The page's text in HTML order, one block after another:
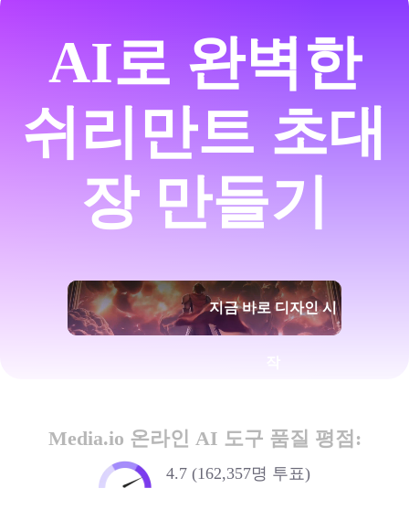
AI로 완벽한
쉬리만트 초대
장 만들기
지금 바로 디자인 시
Media.io 온라인 AI 도구 품질 평점:
4.7 (162,357명 투표)